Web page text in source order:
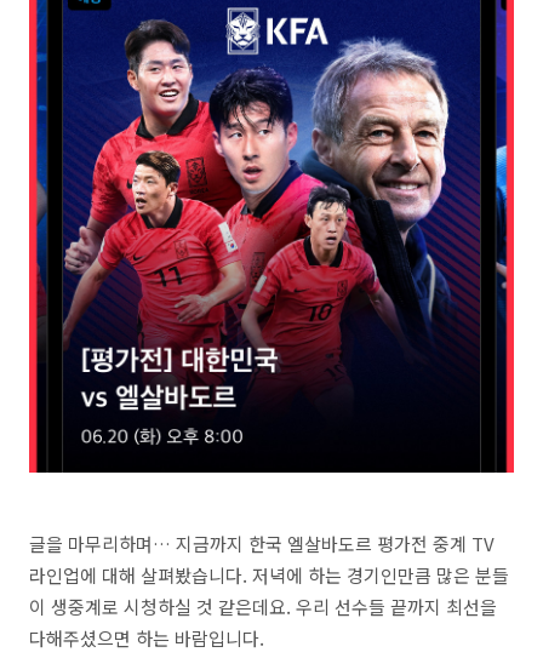
글을 마무리하며… 지금까지 한국 엘살바도르 평가전 중계 TV
라인업에 대해 살펴봤습니다. 저녁에 하는 경기인만큼 많은 분들
이 생중계로 시청하실 것 같은데요. 우리 선수들 끝까지 최선을
다해주셨으면 하는 바람입니다.